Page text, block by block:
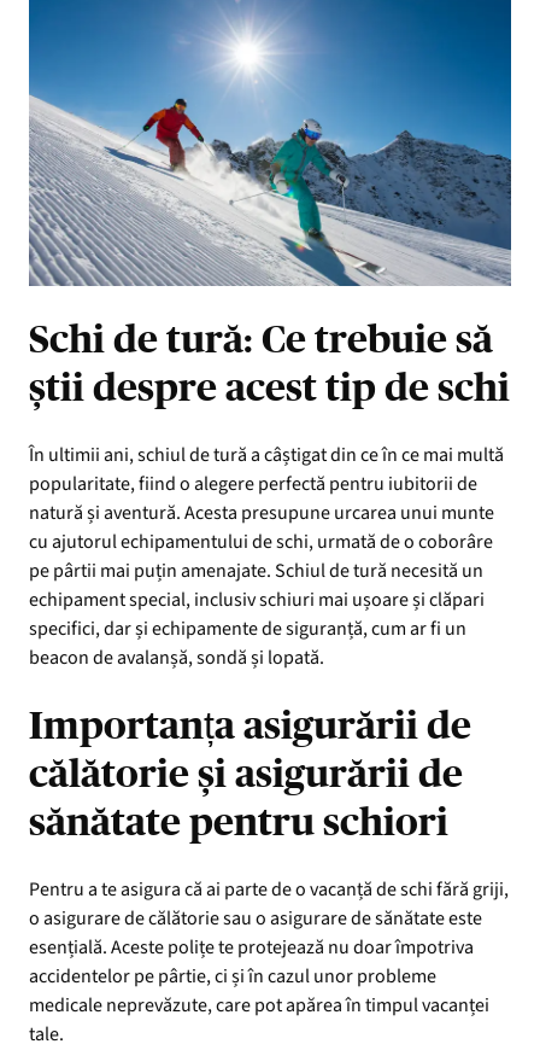
Schi de tură: Ce trebuie să
știi despre acest tip de schi
În ultimii ani, schiul de tură a câștigat din ce în ce mai multă
popularitate, fiind o alegere perfectă pentru iubitorii de
natură și aventură. Acesta presupune urcarea unui munte
cu ajutorul echipamentului de schi, urmată de o coborâre
pe pârtii mai puțin amenajate. Schiul de tură necesită un
echipament special, inclusiv schiuri mai ușoare și clăpari
specifici, dar și echipamente de siguranță, cum ar fi un
beacon de avalanșă, sondă și lopată.
Importanța asigurării de
călătorie și asigurării de
sănătate pentru schiori
Pentru a te asigura că ai parte de o vacanță de schi fără griji,
o asigurare de călătorie sau o asigurare de sănătate este
esențială. Aceste polițe te protejează nu doar împotriva
accidentelor pe pârtie, ci și în cazul unor probleme
medicale neprevăzute, care pot apărea în timpul vacanței
tale.